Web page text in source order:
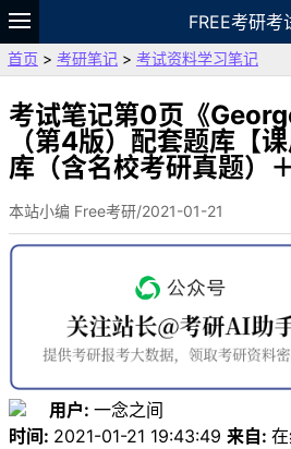
FREE考研考
题库
故事 专题 APP
VIP
资料
首页 > 考研笔记 > 考试资料学习笔记
考试笔记第0页《
（第4版）配套题库【
库（含名校考研真题）
本站小编 Free考研/2021-01-21
用户: 一念之间
时间: 2021-01-21 19:43:49 来自: